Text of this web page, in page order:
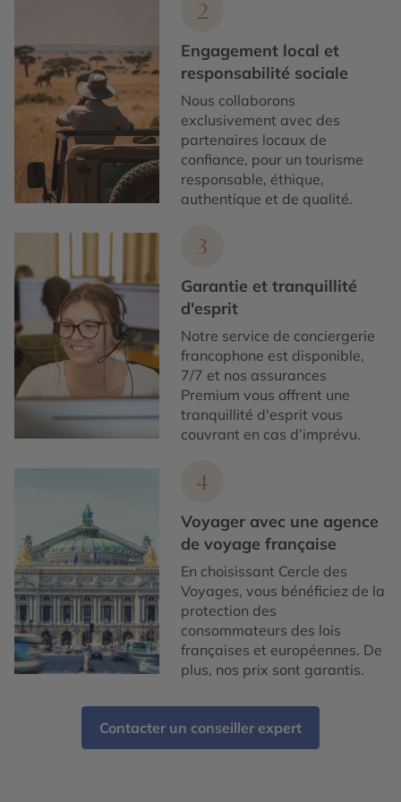
2
Engagement local et
responsabilité sociale
Nous collaborons
exclusivement avec des
partenaires locaux de
confiance, pour un tourisme
responsable, éthique,
authentique et de qualité.
3
Garantie et tranquillité
d'esprit
Notre service de conciergerie
francophone est disponible,
7/7 et nos assurances
Premium vous offrent une
tranquillité d'esprit vous
couvrant en cas d’imprévu.
4
Voyager avec une agence
de voyage française
En choisissant Cercle des
Voyages, vous bénéficiez de la
protection des
consommateurs des lois
françaises et européennes. De
plus, nos prix sont garantis.
Contacter un conseiller expert